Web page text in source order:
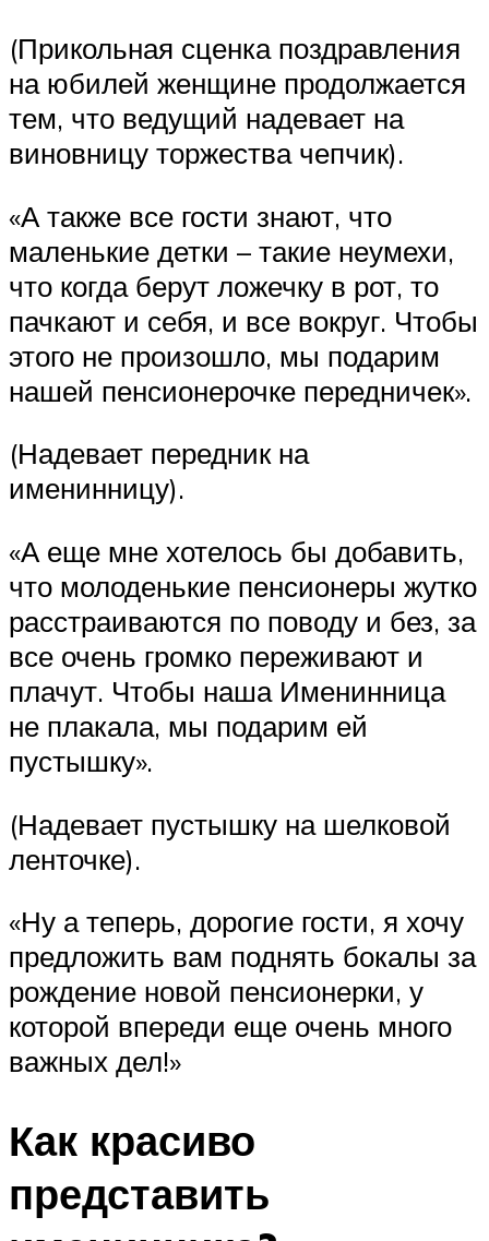
(Прикольная сценка поздравления
на юбилей женщине продолжается
тем, что ведущий надевает на
виновницу торжества чепчик).
«А также все гости знают, что
маленькие детки – такие неумехи,
что когда берут ложечку в рот, то
пачкают и себя, и все вокруг. Чтобы
этого не произошло, мы подарим
нашей пенсионерочке передничек».
(Надевает передник на
именинницу).
«А еще мне хотелось бы добавить,
что молоденькие пенсионеры жутко
расстраиваются по поводу и без, за
все очень громко переживают и
плачут. Чтобы наша Именинница
не плакала, мы подарим ей
пустышку».
(Надевает пустышку на шелковой
ленточке).
«Ну а теперь, дорогие гости, я хочу
предложить вам поднять бокалы за
рождение новой пенсионерки, у
которой впереди еще очень много
важных дел!»
Как красиво
представить